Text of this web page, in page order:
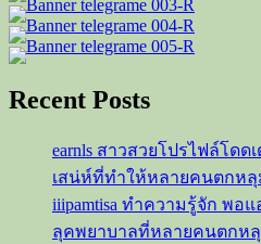
นัก
ร้อง
หล่อ
ใจ
สาวๆ
ยุค
2000
Recent Posts
earnls สาวสวยโปรไฟล์โด
เสน่ห์ที่ทำให้หลายคนตกหลุ
iiipamtisa ทำความรู้จัก พอ
ลุคพยาบาลที่หลายคนตกห